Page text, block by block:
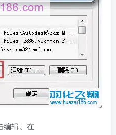
编辑。在